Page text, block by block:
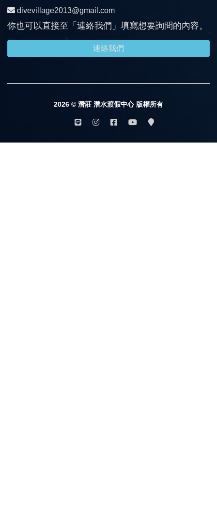
divevillage2013@gmail.com
你也可以直接至「連絡我們」填寫想要詢問的內容。
連絡我們
2026 © 潛莊 潛水渡假中心 版權所有